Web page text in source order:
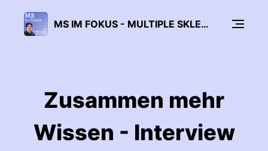
MS IM FOKUS - MULTIPLE SKLEROSE ERKLÄRT
Zusammen mehr
Wissen - Interview